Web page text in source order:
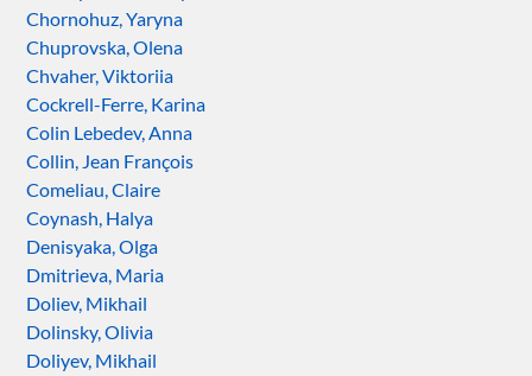
Chornohuz, Yaryna
Chuprovska, Olena
Chvaher, Viktoriia
Cockrell-Ferre, Karina
Colin Lebedev, Anna
Collin, Jean François
Comeliau, Claire
Coynash, Halya
Denisyaka, Olga
Dmitrieva, Maria
Doliev, Mikhail
Dolinsky, Olivia
Doliyev, Mikhail